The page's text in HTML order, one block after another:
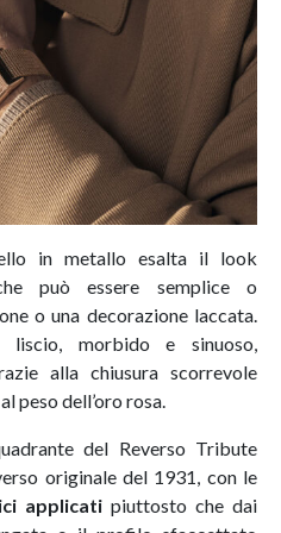
in metallo esalta il look
può essere semplice o
o una decorazione laccata.
morbido e sinuoso,
alla chiusura scorrevole
peso dell’oro rosa.
del Reverso Tribute
originale del 1931, con le
applicati piuttosto che dai